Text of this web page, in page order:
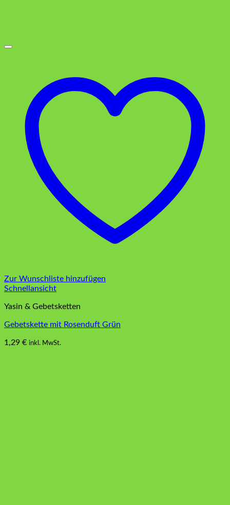
Zur Wunschliste hinzufügen
Schnellansicht
Yasin & Gebetsketten
Gebetskette mit Rosenduft Grün
1,29 € inkl. MwSt.